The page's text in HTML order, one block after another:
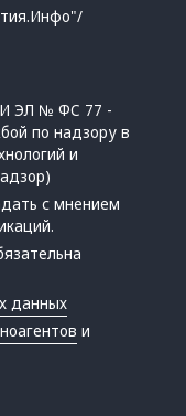
ЭЛ № ФС 77 -
по надзору в
и
с мнением
данных
и